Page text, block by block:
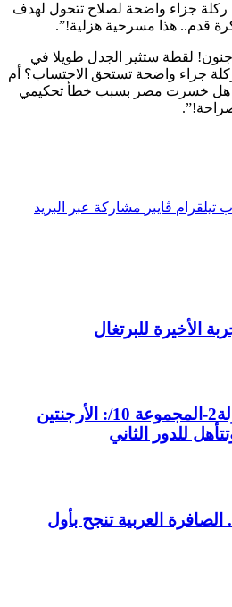
جزاء واضحة لصلاح تتحول لهدف
قدم.. هذا مسرحية هزلية!”.
لقطة ستثير الجدل طويلا في
جزاء واضحة تستحق الاحتساب؟ أم
هل خسرت مصر بسبب خطأ تحكيمي
تيلقرام ڤايبر مشاركة عبر البريد
الأخيرة للبرتغال
/كأس العالم 2026 /الجولة2-المجموعة 10/: الأرجنتين
العربية تنجح بأول